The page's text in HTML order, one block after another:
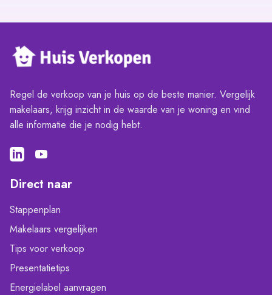
Regel de verkoop van je huis op de beste manier. Vergelijk
makelaars, krijg inzicht in de waarde van je woning en vind
alle informatie die je nodig hebt.
Direct naar
Stappenplan
Makelaars vergelijken
Tips voor verkoop
Presentatietips
Energielabel aanvragen